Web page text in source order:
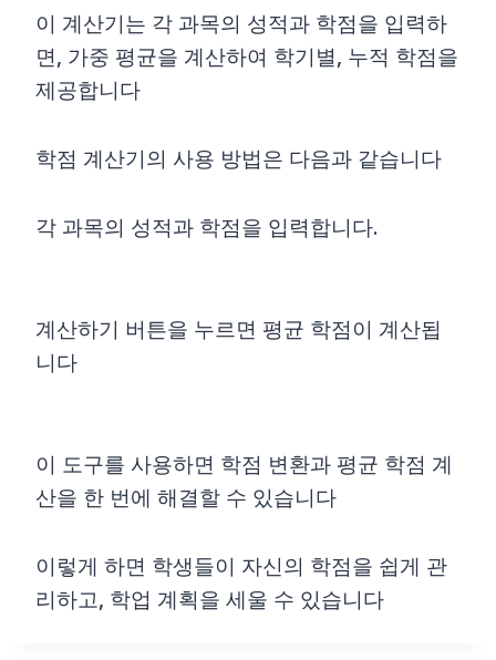
이 계산기는 각 과목의 성적과 학점을 입력하
면, 가중 평균을 계산하여 학기별, 누적 학점을
제공합니다
학점 계산기의 사용 방법은 다음과 같습니다
각 과목의 성적과 학점을 입력합니다.
계산하기 버튼을 누르면 평균 학점이 계산됩
니다
이 도구를 사용하면 학점 변환과 평균 학점 계
산을 한 번에 해결할 수 있습니다
이렇게 하면 학생들이 자신의 학점을 쉽게 관
리하고, 학업 계획을 세울 수 있습니다